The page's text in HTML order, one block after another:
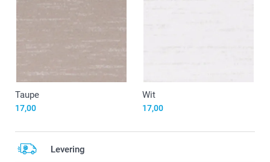
Taupe
17,00
Wit
17,00
Levering